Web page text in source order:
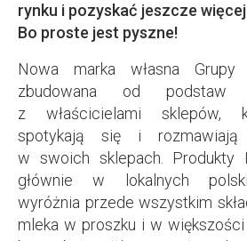
rynku i pozyskać jeszcze
Bo proste jest pyszne!
Nowa marka własna Grupy
zbudowana od podstaw
z właścicielami sklepów,
spotykają się i rozmawiają
w swoich sklepach. Produkty
głównie w lokalnych
wyróżnia przede wszystkim
mleka w proszku i w